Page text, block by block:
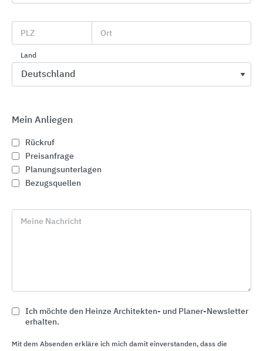
Duschflächen & Duschrinnen
KALDEWEI
PLZ Ort
Land
Mein Anliegen
Rückruf
Preisanfrage
Planungsunterlagen
Bezugsquellen
Meine Nachricht
Ich möchte den Heinze Architekten- und Planer-Newsletter
erhalten.
Mit dem Absenden erkläre ich mich damit einverstanden, dass die